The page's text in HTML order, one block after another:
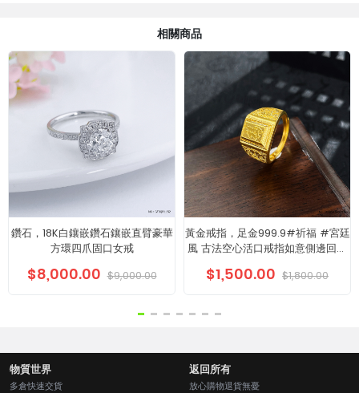
相關商品
鑽石，18K白鑲嵌鑽石鑲嵌直臂豪華
方環四爪固口女戒
$8,000.00 $9,000.00
黃金戒指，足金999.9#祈福 #宮廷
風 古法空心活口戒指如意側邊回紋
指
$1,500.00 $1,800.00
物質世界
多倉快速交貨
返回所有
放心購物退貨無憂